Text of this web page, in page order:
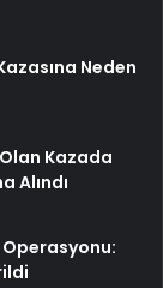
Neden
Kazada
Alındı